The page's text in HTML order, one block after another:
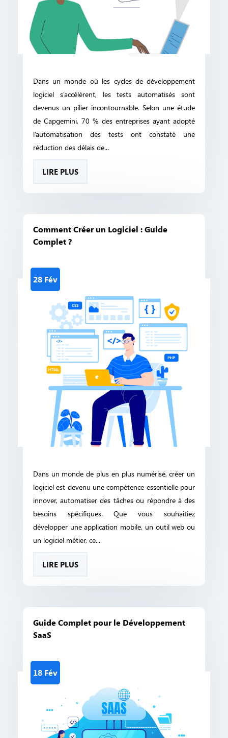
Dans un monde où les cycles de développement
logiciel s’accélèrent, les tests automatisés sont
devenus un pilier incontournable. Selon une étude
de Capgemini, 70 % des entreprises ayant adopté
l’automatisation des tests ont constaté une
réduction des délais de...
LIRE PLUS
Comment Créer un Logiciel : Guide
Complet ?
28 Fév
Dans un monde de plus en plus numérisé, créer un
logiciel est devenu une compétence essentielle pour
innover, automatiser des tâches ou répondre à des
besoins spécifiques. Que vous souhaitiez
développer une application mobile, un outil web ou
un logiciel métier, ce...
LIRE PLUS
Guide Complet pour le Développement
SaaS
18 Fév